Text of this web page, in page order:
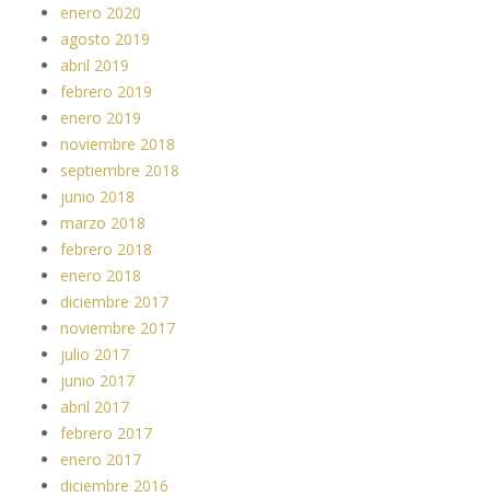
enero 2020
agosto 2019
abril 2019
febrero 2019
enero 2019
noviembre 2018
septiembre 2018
junio 2018
marzo 2018
febrero 2018
enero 2018
diciembre 2017
noviembre 2017
julio 2017
junio 2017
abril 2017
febrero 2017
enero 2017
diciembre 2016